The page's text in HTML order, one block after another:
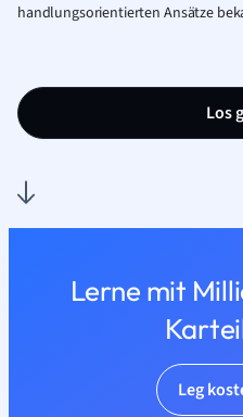
handlungsorientierten Ansätze
Los
Lerne mit
Leg